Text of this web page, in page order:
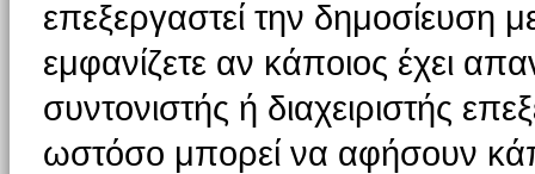
επεξεργαστεί την δημοσίευση
εμφανίζετε αν κάποιος έχει
συντονιστής ή διαχειριστής
ωστόσο μπορεί να αφήσουν